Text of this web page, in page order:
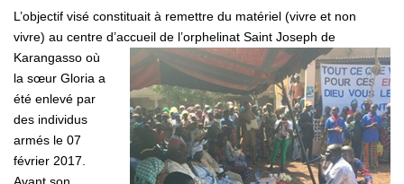
L’objectif visé constituait à remettre du matériel (vivre et non
vivre) au centre d’accueil de l’orphelinat Saint Joseph de
Karangasso où
la sœur Gloria a
été enlevé par
des individus
armés le 07
février 2017.
Avant son